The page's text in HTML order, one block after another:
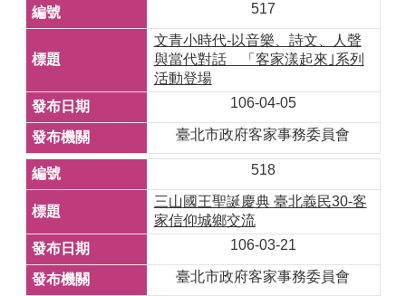
517
文青小時代-以音樂、詩文、人聲
與當代對話 「客家漾起來｣系列
活動登場
106-04-05
臺北市政府客家事務委員會
518
三山國王聖誕慶典 臺北義民30-客
家信仰城鄉交流
106-03-21
臺北市政府客家事務委員會